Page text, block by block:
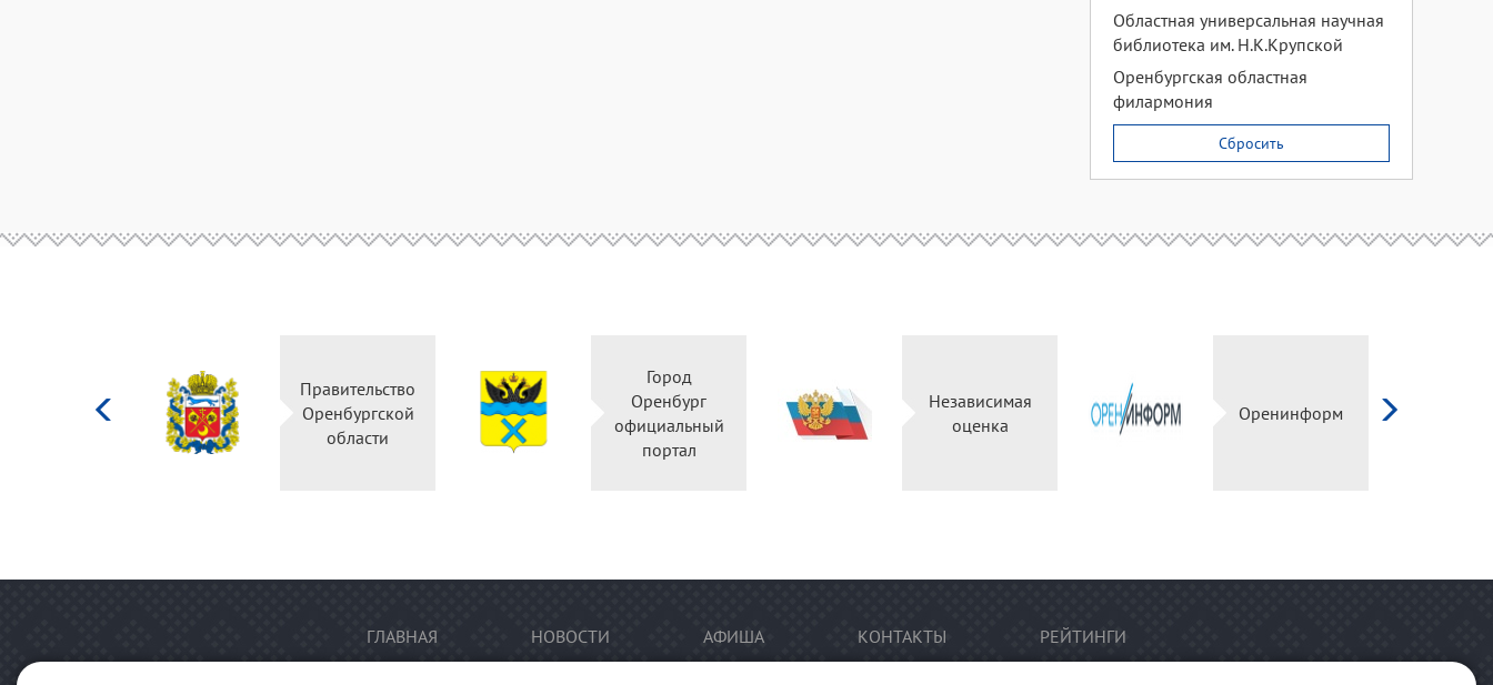
Областная универсальная научная
библиотека им. Н.К.Крупской
Оренбургская областная
филармония
Сбросить
Правительство
Оренбургской
области
Город
Оренбург
официальный
портал
Независимая
оценка
Оренинформ
ГЛАВНАЯ НОВОСТИ АФИША КОНТАКТЫ РЕЙТИНГИ